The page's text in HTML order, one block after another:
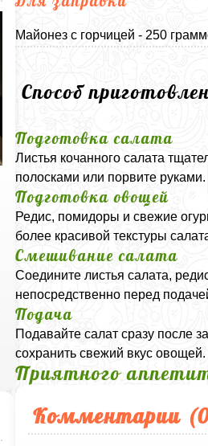
Майонез с горчицей - 250
Способ
Подготовка салата
Листья кочанного салата
полосками или порвите руками.
Подготовка овощей
Редис, помидоры и свежие
более красивой текстуры
Смешивание салата
Соедините листья салата,
непосредственно перед
Подача
Подавайте салат сразу после
сохранить свежий вкус овощей.
Приятного
Комментарии (